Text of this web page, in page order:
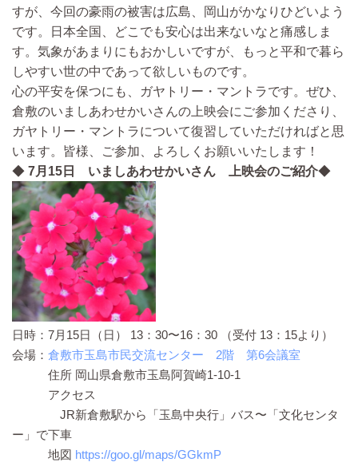
すが、今回の豪雨の被害は広島、岡山がかなりひどいよう
です。日本全国、どこでも安心は出来ないなと痛感しま
す。気象があまりにもおかしいですが、もっと平和で暮ら
しやすい世の中であって欲しいものです。
心の平安を保つにも、ガヤトリー・マントラです。ぜひ、
倉敷のいましあわせかいさんの上映会にご参加くださり、
ガヤトリー・マントラについて復習していただければと思
います。皆様、ご参加、よろしくお願いいたします！
◆ 7月15日 いましあわせかいさん 上映会のご紹介◆
日時：7月15日（日） 13：30〜16：30 （受付 13：15より）
会場： 倉敷市玉島市民交流センター 2階 第6会議室
住所 岡山県倉敷市玉島阿賀崎1-10-1
アクセス
JR新倉敷駅から「玉島中央行」バス〜「文化センタ
ー」で下車
地図 https://goo.gl/maps/GGkmP